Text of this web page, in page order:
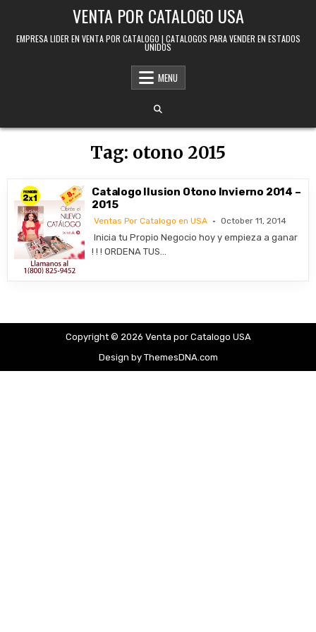
VENTA POR CATALOGO USA
EMPRESA LIDER EN VENTA POR CATALOGO | CATALOGOS PARA VENDER EN ESTADOS
UNIDOS
MENU
Tag: otono 2015
Catalogo Ilusion Otono Invierno 2014 –
2015
Ventas Por Catalogo en USA October 11, 2014
​ Inicia tu Propio Negocio hoy y empieza a ganar
! ! ! ORDENA TUS…
Copyright © 2026 Venta por Catalogo USA
Design by ThemesDNA.com